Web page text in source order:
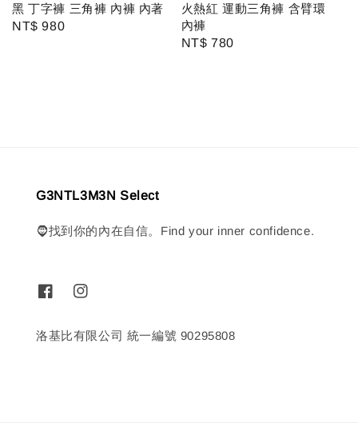
黑 丁字褲 三角褲 內褲 內著
Regular
NT$ 980
火熱紅 運動三角褲 含臂環
內褲
Regular
NT$ 780
G3NTL3M3N Select
🧔找到你的內在自信。Find your inner confidence.
洛基比有限公司 統一編號 90295808